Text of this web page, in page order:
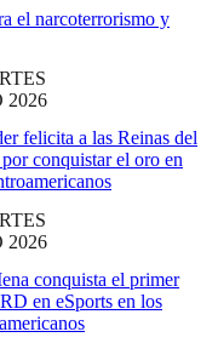
el narcoterrorismo y
2026
felicita a las Reinas del
conquistar el oro en
2026
conquista el primer
en eSports en los